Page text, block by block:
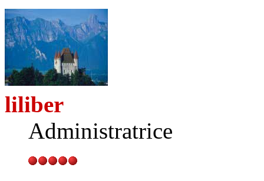
liliber
Administratrice